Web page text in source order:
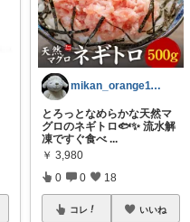
mikan_orange1113
とろっとなめらかな天然マ
グロのネギトロ🐟✨ 流水解
凍ですぐ食べ ...
￥ 3,980
0 0 18
コレ いいね